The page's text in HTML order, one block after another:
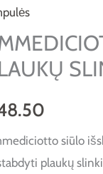
siūlo
plaukų